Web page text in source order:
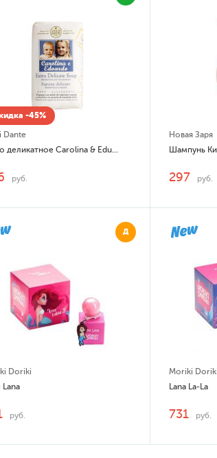
-45%
Dante
Мыло деликатное Carolina & Eduardo (Каролина и Эдуардо)
руб.
Новая Заря
297 руб.
Д
Doriki
Lana
руб.
Moriki Doriki
Lana La-La
731 руб.